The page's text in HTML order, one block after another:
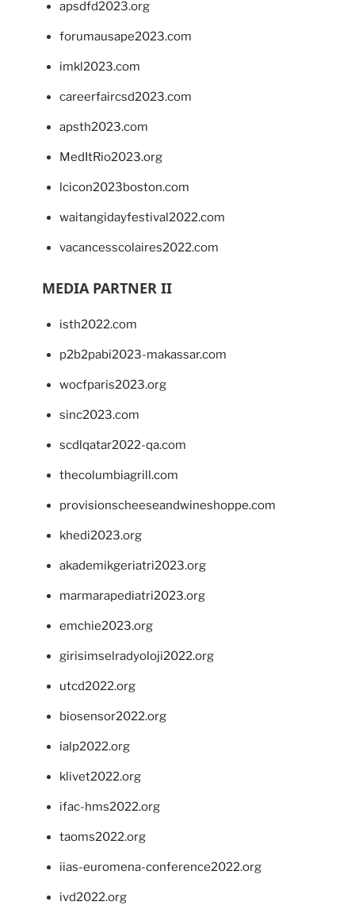
apsdfd2023.org
forumausape2023.com
imkl2023.com
careerfaircsd2023.com
apsth2023.com
MedItRio2023.org
lcicon2023boston.com
waitangidayfestival2022.com
vacancesscolaires2022.com
MEDIA PARTNER II
isth2022.com
p2b2pabi2023-makassar.com
wocfparis2023.org
sinc2023.com
scdlqatar2022-qa.com
thecolumbiagrill.com
provisionscheeseandwineshoppe.com
khedi2023.org
akademikgeriatri2023.org
marmarapediatri2023.org
emchie2023.org
girisimselradyoloji2022.org
utcd2022.org
biosensor2022.org
ialp2022.org
klivet2022.org
ifac-hms2022.org
taoms2022.org
iias-euromena-conference2022.org
ivd2022.org